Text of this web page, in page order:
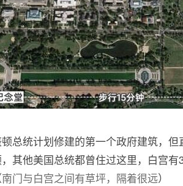
总统计划修建的第一个政府建筑，
其他美国总统都曾住过这里，白宫
南门与白宫之间有草坪，隔着很远）